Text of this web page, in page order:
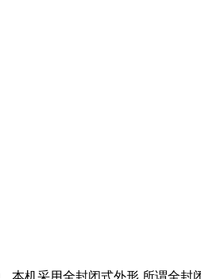
机采用全封闭式外形,所谓全